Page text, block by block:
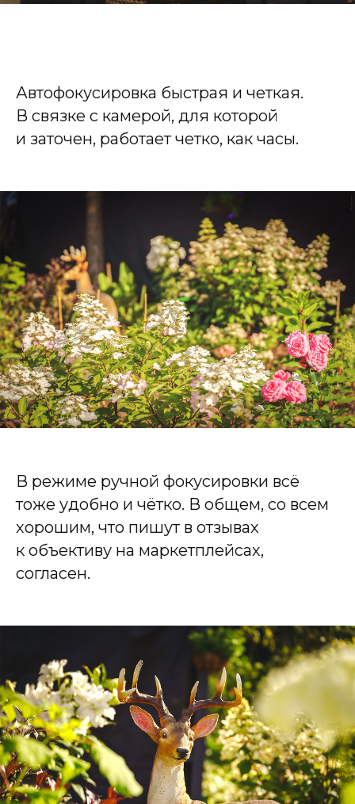
Автофокусировка быстрая и четкая.
В связке с камерой, для которой
и заточен, работает четко, как часы.
В режиме ручной фокусировки всё
тоже удобно и чётко. В общем, со всем
хорошим, что пишут в отзывах
к объективу на маркетплейсах,
согласен.